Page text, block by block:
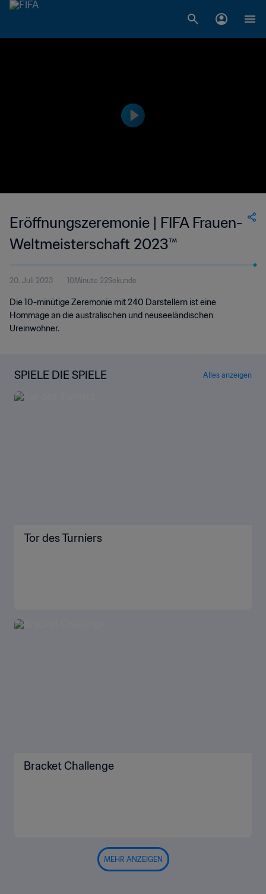
Eröffnungszeremonie | FIFA Frauen-
Weltmeisterschaft 2023™
20. Juli 2023 10Minute 22Sekunde
Die 10-minütige Zeremonie mit 240 Darstellern ist eine
Hommage an die australischen und neuseeländischen
Ureinwohner.
SPIELE DIE SPIELE Alles anzeigen
Tor des Turniers
Bracket Challenge
MEHR ANZEIGEN